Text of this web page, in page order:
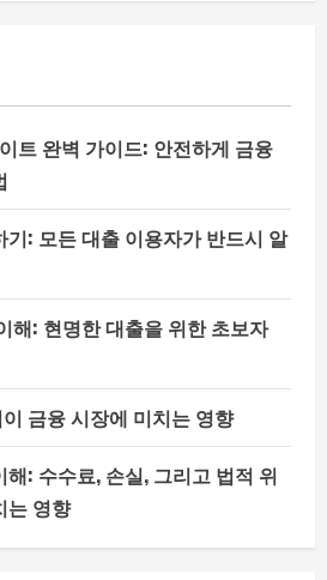
트 완벽 가이드: 안전하게 금융
: 모든 대출 이용자가 반드시 알
해: 현명한 대출을 위한 초보자
금융 시장에 미치는 영향
: 수수료, 손실, 그리고 법적 위
는 영향